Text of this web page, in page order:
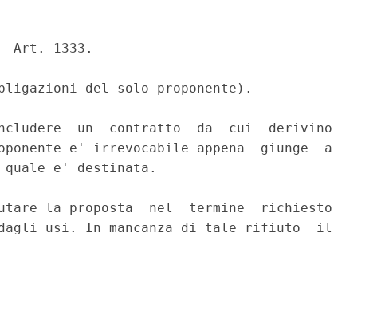
Art. 1333.
del solo proponente).
un  contratto  da  cui  derivino
e' irrevocabile appena  giunge  a
quale e' destinata.
la proposta  nel  termine  richiesto
usi. In mancanza di tale rifiuto  il